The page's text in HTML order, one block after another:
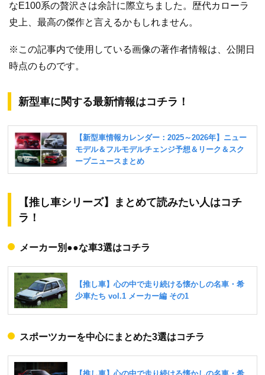
なE100系の贅沢さは余計に際立ちました。歴代カローラ
史上、最高の傑作と言えるかもしれません。
※この記事内で使用している画像の著作者情報は、公開日
時点のものです。
新型車に関する最新情報はコチラ！
【推し車シリーズ】まとめて読みたい人はコチ
ラ！
メーカー別●●な車3選はコチラ
スポーツカーを中心にまとめた3選はコチラ